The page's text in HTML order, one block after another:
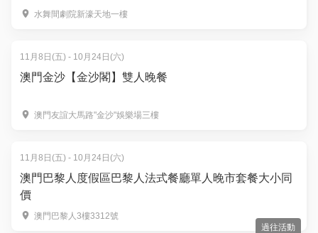
造世界級舞台ｘ夢幻水特技
水舞間劇院新濠天地一樓
11月8日(五) - 10月24日(六)
澳門金沙【金沙閣】雙人晚餐
澳門友誼大馬路"金沙"娛樂場三樓
11月8日(五) - 10月24日(六)
澳門巴黎人度假區巴黎人法式餐廳單人晚市套餐大小同
價
澳門巴黎人3樓3312號
過往活動